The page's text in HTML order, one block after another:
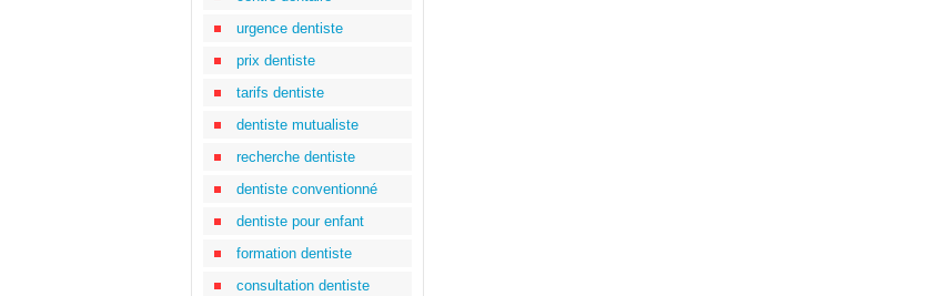
urgence dentiste
prix dentiste
tarifs dentiste
dentiste mutualiste
recherche dentiste
dentiste conventionné
dentiste pour enfant
formation dentiste
consultation dentiste